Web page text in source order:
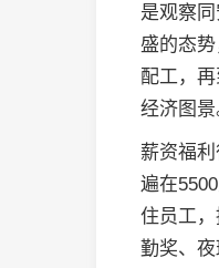
是观察
盛的态
配工，
经济图景
薪资福
遍在
住员工
勤奖、